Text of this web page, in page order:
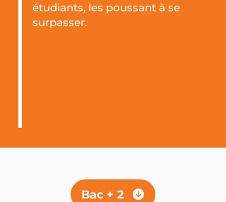
étudiants, les poussant à se
surpasser.
Bac + 2